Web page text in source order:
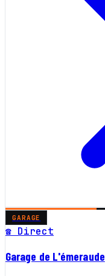
GARAGE
☎ Direct
Garage de L'émeraude